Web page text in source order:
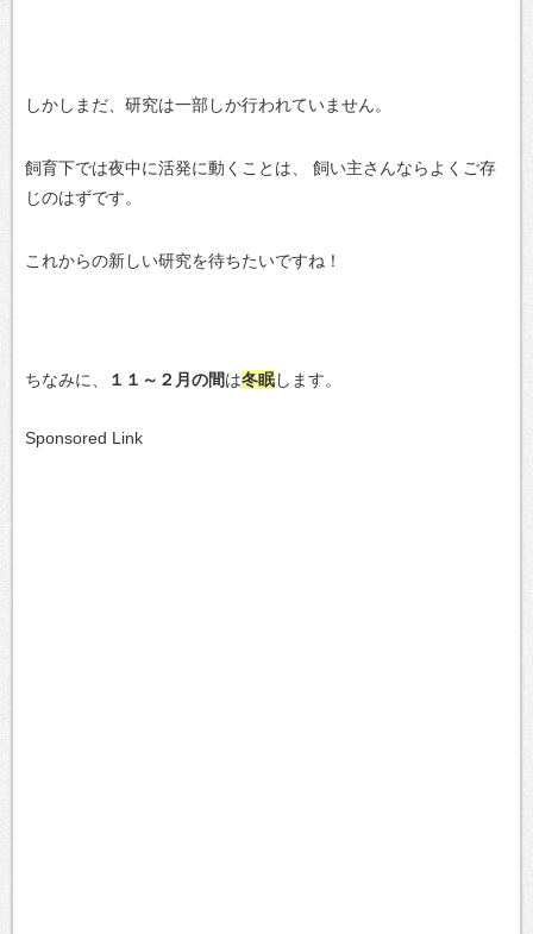
しかしまだ、研究は一部しか行われていません。
飼育下では夜中に活発に動くことは、
飼い主さんならよくご存
じのはずです。
これからの新しい研究を待ちたいですね！
ちなみに、 １１～２月の間は冬眠します。
Sponsored Link